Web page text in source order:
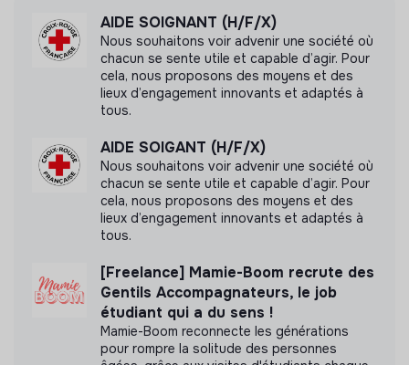
Ville Issy les Moulineaux n'a pas encore transmis
de mesure d'impact
Cette structure n'a pas souhaité nous
communiquer les labels ou certifications qu'elle a
pu obtenir.
Documents
N'a pas encore communiqué de documents de
transparence
AIDE SOIGNANT (H/F/X)
Nous souhaitons voir advenir une société où
chacun se sente utile et capable d’agir. Pour
cela, nous proposons des moyens et des
lieux d’engagement innovants et adaptés à
tous.
AIDE SOIGANT (H/F/X)
Nous souhaitons voir advenir une société où
chacun se sente utile et capable d’agir. Pour
cela, nous proposons des moyens et des
lieux d’engagement innovants et adaptés à
tous.
[Freelance] Mamie-Boom recrute des
Gentils Accompagnateurs, le job
étudiant qui a du sens !
Mamie-Boom reconnecte les générations
pour rompre la solitude des personnes